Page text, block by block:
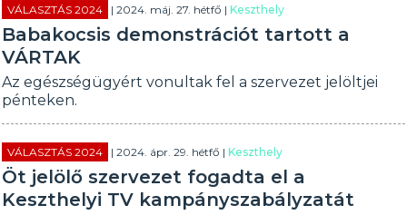
VÁLASZTÁS 2024 | 2024. máj. 27. hétfő |Keszthely
Babakocsis demonstrációt tartott a
VÁRTAK
Az egészségügyért vonultak fel a szervezet jelöltjei
pénteken.
VÁLASZTÁS 2024 | 2024. ápr. 29. hétfő |Keszthely
Öt jelölő szervezet fogadta el a
Keszthelyi TV kampányszabályzatát